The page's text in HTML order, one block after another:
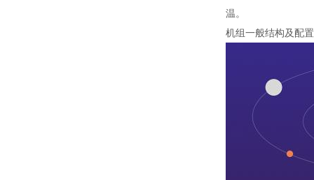
温。
机组一般结构及配